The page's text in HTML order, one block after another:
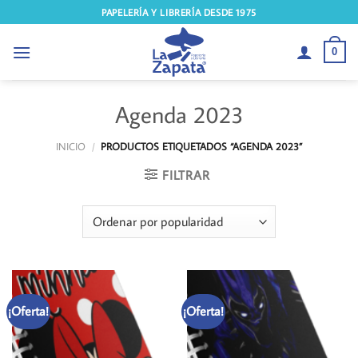
al
contenido
PAPELERÍA Y LIBRERÍA DESDE 1975
0
Agenda 2023
INICIO / PRODUCTOS ETIQUETADOS “AGENDA 2023”
FILTRAR
¡Oferta! ¡Oferta!